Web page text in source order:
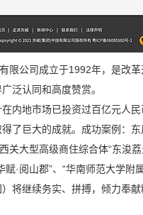
限公司成立于1992年，是改
泛认同和高度赞赏。
内地市场已投资过百亿元人
了巨大的成就。成功案例：
关大型高级商住综合体“东浚荔
·阅山郡”、“华南师范大学附
将继续务实、拼搏，倾力奉